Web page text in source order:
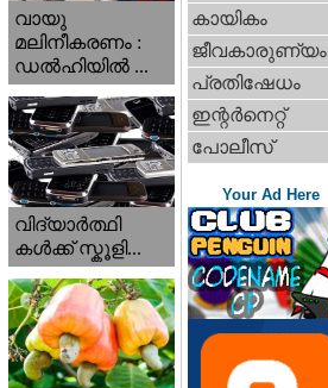
വായു
മലിനീകരണം :
ഡൽഹിയിൽ ...
വിദ്യാർത്ഥി
കൾക്ക് സ്കൂളി...
കായികം
ജീവകാരുണ്യം
പ്രതിഷേധം
ഇന്റര്‍നെറ്റ്‌
പോലീസ്
Your Ad Here